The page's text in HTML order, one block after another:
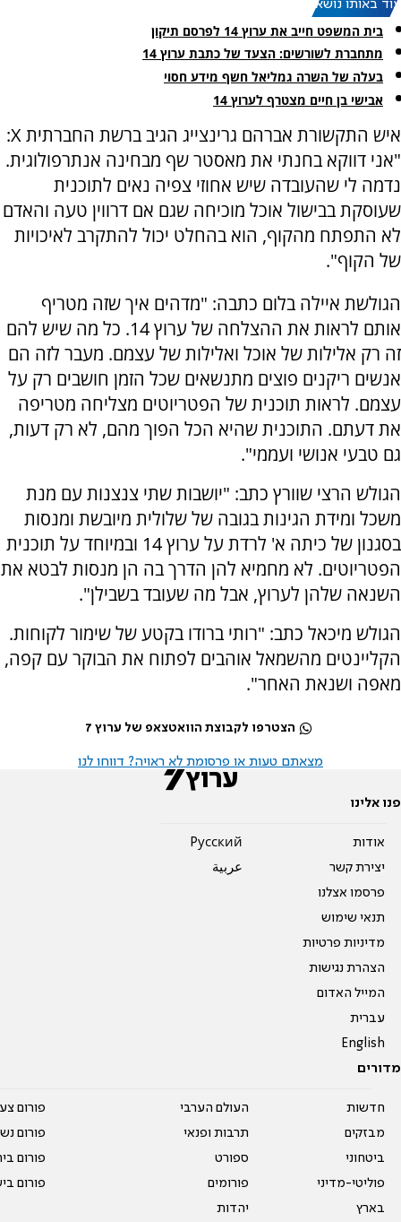
עוד באותו נושא:
בית המשפט חייב את ערוץ 14 לפרסם תיקון
מתחברת לשורשים: הצעד של כתבת ערוץ 14
בעלה של השרה גמליאל חשף מידע חסוי
אבישי בן חיים מצטרף לערוץ 14
איש התקשורת אברהם גרינצייג הגיב ברשת החברתית X:
"אני דווקא בחנתי את מאסטר שף מבחינה אנתרפולוגית.
נדמה לי שהעובדה שיש אחוזי צפיה נאים לתוכנית
שעוסקת בבישול אוכל מוכיחה שגם אם דרווין טעה והאדם
לא התפתח מהקוף, הוא בהחלט יכול להתקרב לאיכויות
של הקוף".
הגולשת איילה בלום כתבה: "מדהים איך שזה מטריף
אותם לראות את ההצלחה של ערוץ 14. כל מה שיש להם
זה רק אלילות של אוכל ואלילות של עצמם. מעבר לזה הם
אנשים ריקנים פוצים מתנשאים שכל הזמן חושבים רק על
עצמם. לראות תוכנית של הפטריוטים מצליחה מטריפה
את דעתם. התוכנית שהיא הכל הפוך מהם, לא רק דעות,
גם טבעי אנושי ועממי".
הגולש הרצי שוורץ כתב: "יושבות שתי צנצנות עם מנת
משכל ומידת הגינות בגובה של שלולית מיובשת ומנסות
בסגנון של כיתה א' לרדת על ערוץ 14 ובמיוחד על תוכנית
הפטריוטים. לא מחמיא להן הדרך בה הן מנסות לבטא את
השנאה שלהן לערוץ, אבל מה שעובד בשבילן".
הגולש מיכאל כתב: "רותי ברודו בקטע של שימור לקוחות.
הקליינטים מהשמאל אוהבים לפתוח את הבוקר עם קפה,
מאפה ושנאת האחר".
הצטרפו לקבוצת הוואטצאפ של ערוץ 7
מצאתם טעות או פרסומת לא ראויה? דווחו לנו
פנו אלינו
אודות
יצירת קשר
פרסמו אצלנו
תנאי שימוש
מדיניות פרטיות
הצהרת נגישות
המייל האדום
עברית
English
Pусский
عربية
מדורים
חדשות
מבזקים
ביטחוני
פוליטי-מדיני
בארץ
העולם הערבי
תרבות ופנאי
ספורט
פורומים
יהדות
פורום
פורום
פורום
פורום